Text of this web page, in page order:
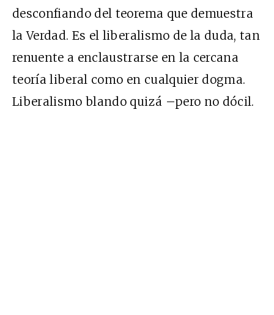
desconfiando del teorema que demuestra
la Verdad. Es el liberalismo de la duda, tan
renuente a enclaustrarse en la cercana
teoría liberal como en cualquier dogma.
Liberalismo blando quizá –pero no dócil.